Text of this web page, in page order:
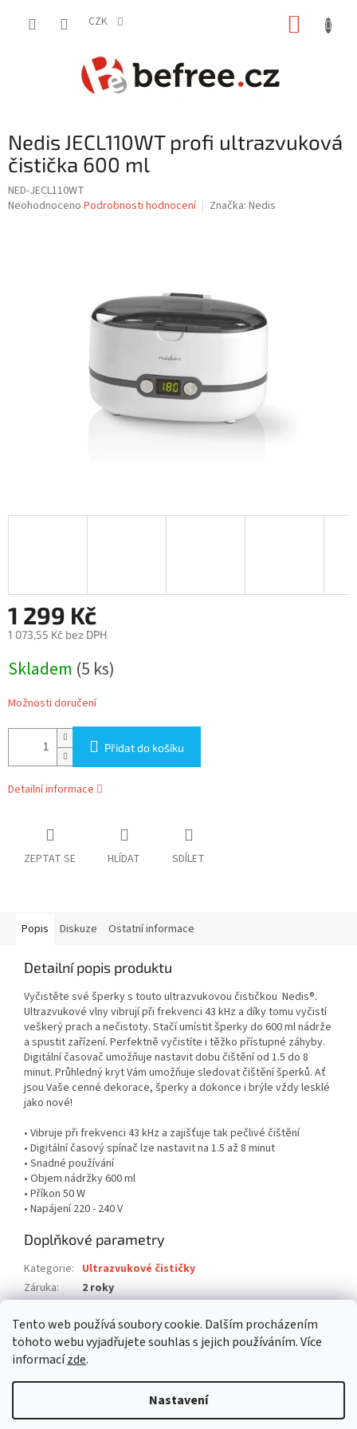
Tento web používá soubory cookie. Dalším procházením
tohoto webu vyjadřujete souhlas s jejich používáním. Více
informacízde.
Nastavení
CZK
Nedis JECL110WT profi ultrazvuková
čistička 600 ml
NED-JECL110WT
Průměrné
Neohodnoceno Podrobnosti hodnocení Značka: Nedis
1 299 Kč
1 073,55 Kč bez DPH
cena:
Skladem (5 ks)
Možnosti doručení
Přidat do košíku
Detailní informace
ZEPTAT SE HLÍDAT SDÍLET
Popis Diskuze Ostatní informace
Detailní popis produktu
Vyčistěte své šperky s touto ultrazvukovou čističkou Nedis®.
Ultrazvukové vlny vibrují při frekvenci 43 kHz a díky tomu vyčistí
veškerý prach a nečistoty. Stačí umístit šperky do 600 ml nádrže
a spustit zařízení. Perfektně vyčistíte i těžko přístupné záhyby.
Digitální časovač umožňuje nastavit dobu čištění od 1.5 do 8
minut. Průhledný kryt Vám umožňuje sledovat čištění šperků. Ať
jsou Vaše cenné dekorace, šperky a dokonce i brýle vždy lesklé
jako nové!
• Vibruje při frekvenci 43 kHz a zajišťuje tak pečlivé čištění
• Digitální časový spínač lze nastavit na 1.5 až 8 minut
• Snadné používání
• Objem nádržky 600 ml
• Příkon 50 W
• Napájení 220 - 240 V
Doplňkové parametry
Kategorie: Ultrazvukové čističky
Záruka:
2 roky
EAN: 5412810286409
Vytvořil Shoptet